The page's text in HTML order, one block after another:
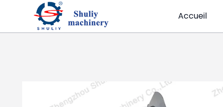
Accueil